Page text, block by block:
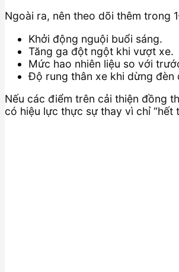
Ngoài ra, nên theo dõi thêm trong
Khởi động nguội buổi sáng.
Tăng ga đột ngột khi vượt xe.
Mức hao nhiên liệu so với
Độ rung thân xe khi dừng đèn
Nếu các điểm trên cải thiện đồng
có hiệu lực thực sự thay vì chỉ “hết